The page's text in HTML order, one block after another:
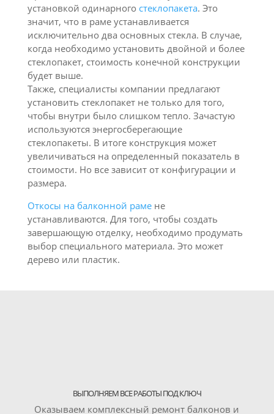
установкой одинарного стеклопакета. Это
значит, что в раме устанавливается
исключительно два основных стекла. В случае,
когда необходимо установить двойной и более
стеклопакет, стоимость конечной конструкции
будет выше.
Также, специалисты компании предлагают
установить стеклопакет не только для того,
чтобы внутри было слишком тепло. Зачастую
используются энергосберегающие
стеклопакеты. В итоге конструкция может
увеличиваться на определенный показатель в
стоимости. Но все зависит от конфигурации и
размера.
Откосы на балконной рамене
устанавливаются. Для того, чтобы создать
завершающую отделку, необходимо продумать
выбор специального материала. Это может
дерево или пластик.
ВЫПОЛНЯЕМ ВСЕ РАБОТЫ ПОД КЛЮЧ
Оказываем комплексный ремонт балконов и